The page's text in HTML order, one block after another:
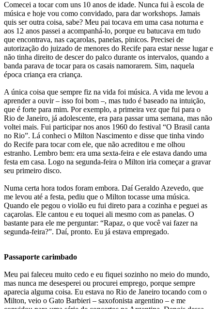
Comecei a tocar com uns 10 anos de idade. Nunca fui à escola de
música e hoje vou como convidado, para dar workshops. Jamais
quis ser outra coisa, sabe? Meu pai tocava em uma casa noturna e
aos 12 anos passei a acompanhá-lo, porque eu batucava em tudo
que encontrava, nas caçarolas, panelas, pinicos. Precisei de
autorização do juizado de menores do Recife para estar nesse lugar e
não tinha direito de descer do palco durante os intervalos, quando a
banda parava de tocar para os casais namorarem. Sim, naquela
época criança era criança.
A única coisa que sempre fiz na vida foi música. A vida me levou a
aprender a ouvir – isso foi bom –, mas tudo é baseado na intuição,
que é forte para mim. Por exemplo, a primeira vez que fui para o
Rio de Janeiro, já adolescente, era para passar uma semana, mas não
voltei mais. Fui participar nos anos 1960 do festival “O Brasil canta
no Rio”. Lá conheci o Milton Nascimento e disse que tinha vindo
do Recife para tocar com ele, que não acreditou e me olhou
estranho. Lembro bem: era uma sexta-feira e ele estava dando uma
festa em casa. Logo na segunda-feira o Milton iria começar a gravar
seu primeiro disco.
Numa certa hora todos foram embora. Daí Geraldo Azevedo, que
me levou até a festa, pediu que o Milton tocasse uma música.
Quando ele pegou o violão eu fui direto para a cozinha e peguei as
caçarolas. Ele cantou e eu toquei ali mesmo com as panelas. O
bastante para ele me perguntar: “Rapaz, o que você vai fazer na
segunda-feira?”. Daí, pronto. Eu já estava empregado.
Passaporte carimbado
Meu pai faleceu muito cedo e eu fiquei sozinho no meio do mundo,
mas nunca me desesperei ou procurei emprego, porque sempre
aparecia alguma coisa. Eu estava no Rio de Janeiro tocando com o
Milton, veio o Gato Barbieri – saxofonista argentino – e me